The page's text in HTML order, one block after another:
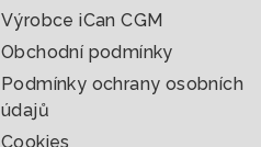
Výrobce iCan CGM
Obchodní podmínky
Podmínky ochrany osobních
údajů
Cookies